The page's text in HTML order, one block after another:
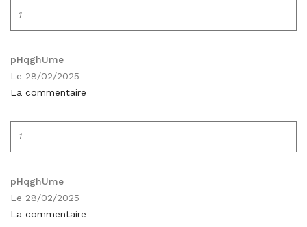
1
pHqghUme
Le 28/02/2025
La commentaire
1
pHqghUme
Le 28/02/2025
La commentaire